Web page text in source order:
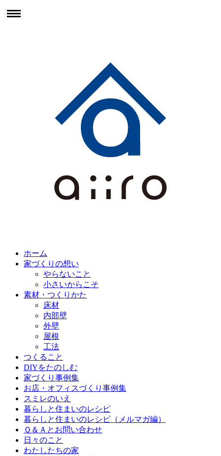
ホーム
家づくりの想い
やらないこと
小さいからこそ
素材・つくりかた
床材
内部壁
外壁
屋根
工法
つくること
DIYをたのしむ
家づくり事例集
お店・オフィスづくり事例集
スミレのいえ
暮らしと住まいのレシピ
暮らしと住まいのレシピ（メルマガ編）
Ｑ＆Ａとお問い合わせ
日々のこと
わたしたちの家